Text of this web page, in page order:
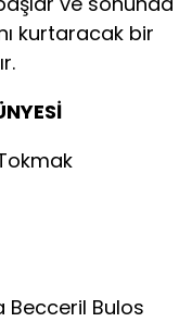
kurtaracak bir
Becceril Bulos